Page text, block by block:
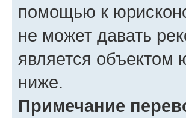
помощью к
не может давать
является объектом
ниже.
Примечание